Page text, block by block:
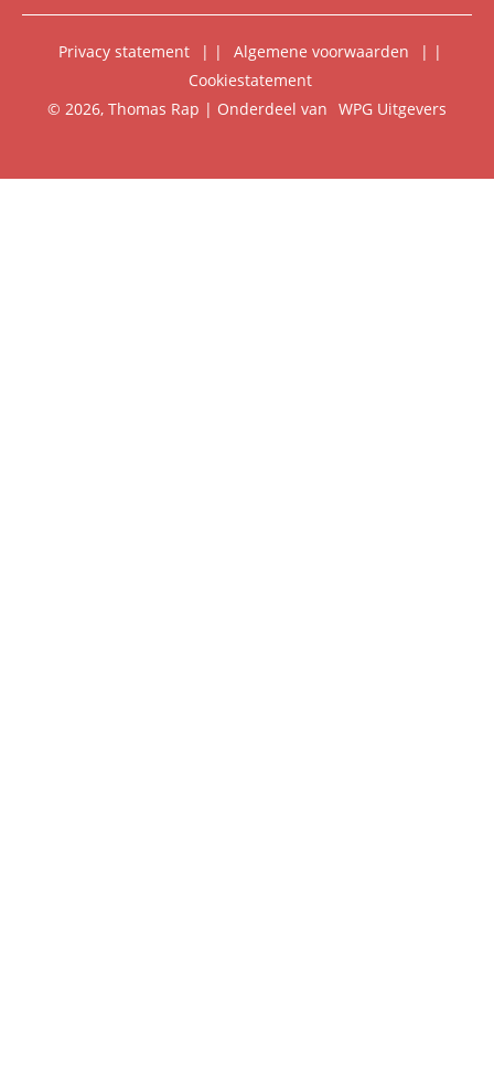
Foreign Rights
Privacy statement | Algemene voorwaarden
|
Cookiestatement
© 2026, Thomas Rap | Onderdeel van WPG Uitgevers